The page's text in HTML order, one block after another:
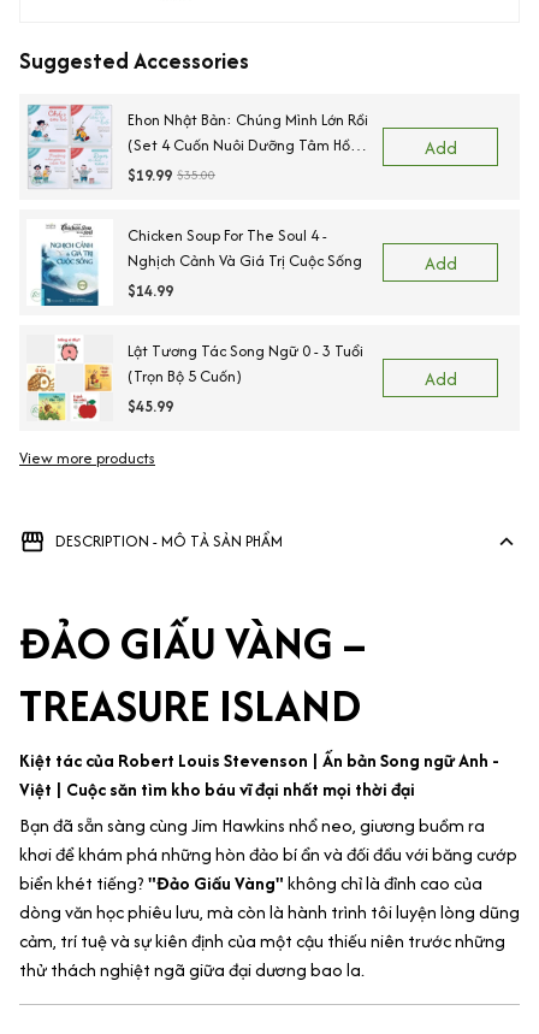
Suggested Accessories
Ehon Nhật Bản: Chúng Mình Lớn Rồi
(Set 4 Cuốn Nuôi Dưỡng Tâm Hồn
Trẻ Từ 3-6 Tuổi / Ehon Cùng Con
$19.99 $35.00
Add
Chicken Soup For The Soul 4 -
Nghịch Cảnh Và Giá Trị Cuộc Sống
$14.99
Add
Lật Tương Tác Song Ngữ 0 - 3 Tuổi
(Trọn Bộ 5 Cuốn)
$45.99
Add
View more products
DESCRIPTION - MÔ TẢ SẢN PHẨM
ĐẢO GIẤU VÀNG –
TREASURE ISLAND
Kiệt tác của Robert Louis Stevenson | Ấn bản Song ngữ Anh -
Việt | Cuộc săn tìm kho báu vĩ đại nhất mọi thời đại
Bạn đã sẵn sàng cùng Jim Hawkins nhổ neo, giương buồm ra
khơi để khám phá những hòn đảo bí ẩn và đối đầu với băng cướp
biển khét tiếng?"Đảo Giấu Vàng"không chỉ là đỉnh cao của
dòng văn học phiêu lưu, mà còn là hành trình tôi luyện lòng dũng
cảm, trí tuệ và sự kiên định của một cậu thiếu niên trước những
thử thách nghiệt ngã giữa đại dương bao la.